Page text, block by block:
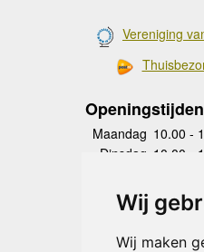
Wij
Wij maken
Vereniging
Maandag 10.00 -
Dinsdag 10.00 -
Donderdag
10.00 -
Vrijdag 10.00 -